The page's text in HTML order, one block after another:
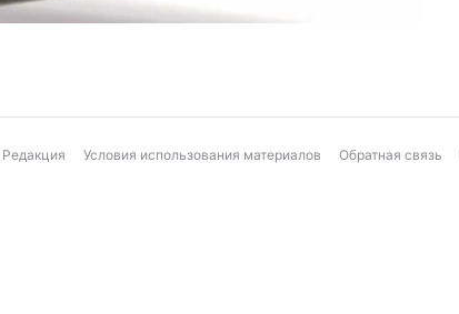
Редакция Условия использования материалов Обратная связь